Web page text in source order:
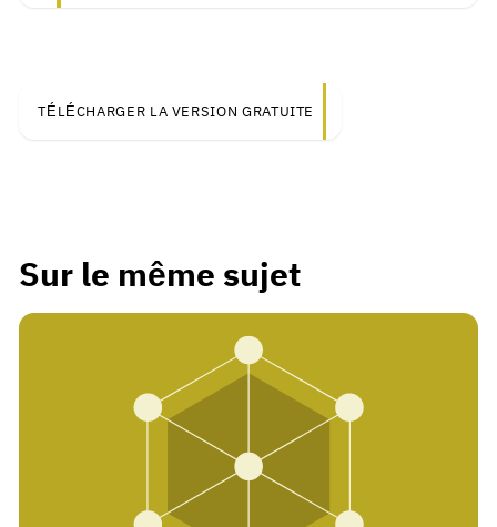
TÉLÉCHARGER LA VERSION GRATUITE
Sur le même sujet